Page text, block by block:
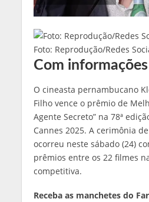
Foto: Reprodução/Redes
Com
O cineasta pernambucano
Filho vence o prêmio de
Agente Secreto” na 78ª
Cannes 2025. A cerimônia
ocorreu neste sábado (24)
prêmios entre os 22 filmes
competitiva.
Receba as manchetes do